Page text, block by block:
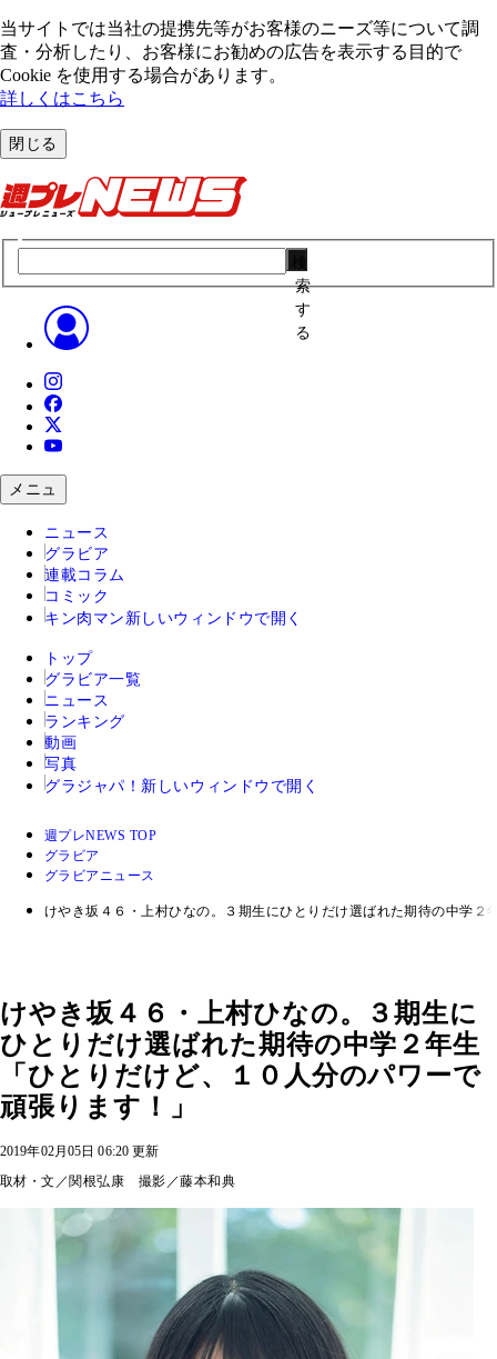
当サイトでは当社の提携先等がお客様のニーズ等について調
査・分析したり、お客様にお勧めの広告を表⽰する⽬的で
Cookie を使⽤する場合があります。
詳しくはこちら
閉じる
索
す
る
メニュ
ニュース
グラビア
連載コラム
コミック
キン肉マン 新しいウィンドウで開く
トップ
グラビア一覧
ニュース
ランキング
動画
写真
グラジャパ！ 新しいウィンドウで開く
週プレNEWS TOP
グラビア
グラビアニュース
けやき坂４６・上村ひなの。３期生にひとりだけ選ばれた期待の中学
けやき坂４６・上村ひなの。３期生に
ひとりだけ選ばれた期待の中学２年生
「ひとりだけど、１０人分のパワーで
頑張ります！」
2019年02月05日 06:20 更新
取材・文／関根弘康 撮影／藤本和典